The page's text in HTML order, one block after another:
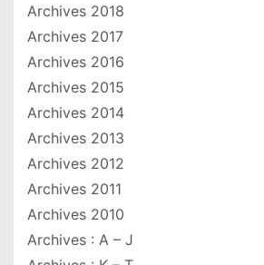
Archives 2018
Archives 2017
Archives 2016
Archives 2015
Archives 2014
Archives 2013
Archives 2012
Archives 2011
Archives 2010
Archives : A – J